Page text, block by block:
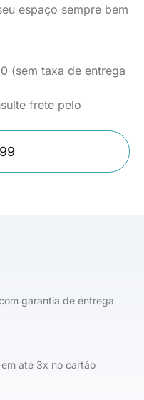
espaço sempre bem
(sem taxa de entrega
frete pelo
garantia de entrega
até 3x no cartão